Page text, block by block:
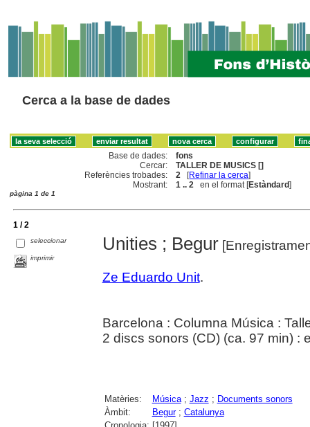
Cerca a la base de dades
Base de dades:
fons
Cercar:
TALLER DE MUSICS []
Referències trobades:
2 [Refinar la cerca]
Mostrant:
1 .. 2 en el format [Estàndard]
pàgina 1 de 1
1 / 2
seleccionar
imprimir
Unities ; Begur
Ze Eduardo Unit.
Barcelona : Columna Música :
2 discs sonors (CD) (ca. 97 min) :
Matèries: Música; Jazz ; Documents sonors
Àmbit:
Begur; Catalunya